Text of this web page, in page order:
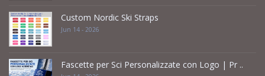
Custom Nordic Ski Straps
Jun 14 - 2026
Fascette per Sci Personalizzate con Logo | Pr ..